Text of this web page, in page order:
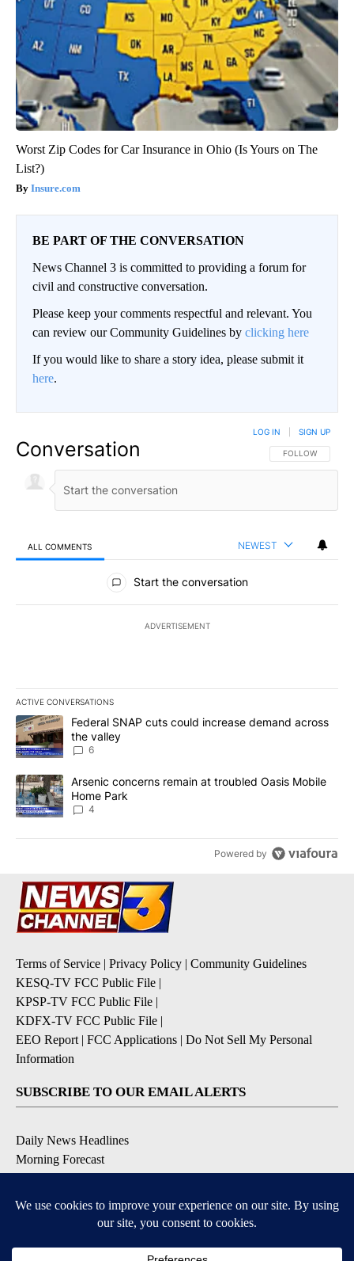
Worst Zip Codes for Car Insurance in Ohio (Is Yours on The
List?)
Insure.com
BE PART OF THE CONVERSATION
News Channel 3 is committed to providing a forum for
civil and constructive conversation.
Please keep your comments respectful and relevant. You
can review our Community Guidelines by clicking here
If you would like to share a story idea, please submit it
here.
Conversation FOLLOW THIS
FOLLOW
LOG IN SIGN UP
ALL COMMENTS NEWEST
All Comments
Start the conversation
ADVERTISEMENT
ACTIVE CONVERSATIONS
The following is a list of the most commented articles in the last
A trending article titled "Federal SNAP cuts could increase
Federal SNAP cuts could increase demand across
the valley
6
A trending article titled "Arsenic concerns remain at troubled
Arsenic concerns remain at troubled Oasis Mobile
Home Park
4
Powered by
Terms of Service | Privacy Policy | Community Guidelines
KESQ-TV FCC Public File |
KPSP-TV FCC Public File |
KDFX-TV FCC Public File |
EEO Report | FCC Applications | Do Not Sell My Personal
Information
SUBSCRIBE TO OUR EMAIL ALERTS
Daily News Headlines
Morning Forecast
Contests & Promotions